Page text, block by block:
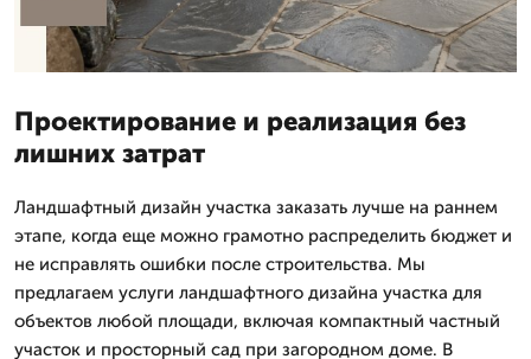
Проектирование и реализация без
лишних затрат
Ландшафтный дизайн участка заказать лучше на раннем
этапе, когда еще можно грамотно распределить бюджет и
не исправлять ошибки после строительства. Мы
предлагаем услуги ландшафтного дизайна участка для
объектов любой площади, включая компактный частный
участок и просторный сад при загородном доме. В